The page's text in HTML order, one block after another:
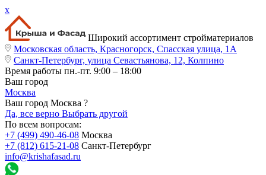
x
Широкий ассортимент стройматериалов
Московская область, Красногорск, Спасская улица, 1А
Санкт-Петербург, улица Севастьянова, 12, Колпино
Время работы пн.-пт. 9:00 – 18:00
Ваш город
Москва
Ваш город Москва ?
Да, все верно Выбрать другой
По всем вопросам:
+7 (499) 490-46-08 Москва
+7 (812) 615-21-08 Санкт-Петербург
info@krishafasad.ru